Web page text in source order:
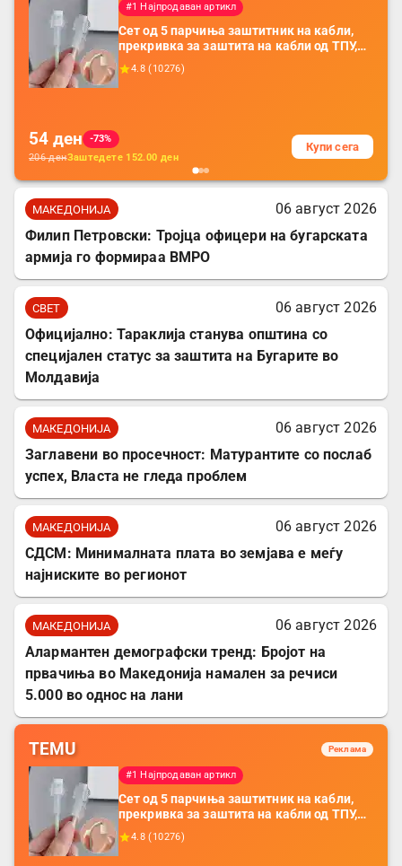
#1 Најпродаван артикл
Сет од 5 парчиња заштитник на кабли,
прекривка за заштита на кабли од ТПУ,
додатоци за заштита на кабли, без
батерија, за мобилни телефони, комплет
4.8 ( 10276)
54 ден
-73%
206денЗаштедете 152.00 ден
Купи сега
МАКЕДОНИЈА
06 август 2026
Филип Петровски: Тројца офицери на бугарската
армија го формираа ВМРО
СВЕТ
06 август 2026
Официјално: Тараклија станува општина со
специјален статус за заштита на Бугарите во
Молдавија
МАКЕДОНИЈА
06 август 2026
Заглавени во просечност: Матурантите со послаб
успех, Власта не гледа проблем
МАКЕДОНИЈА
06 август 2026
СДСМ: Минималната плата во земјава е меѓу
најниските во регионот
МАКЕДОНИЈА
06 август 2026
Алармантен демографски тренд: Бројот на
првачиња во Македонија намален за речиси
5.000 во однос на лани
TEMU Реклама
#1 Најпродаван артикл
Сет од 5 парчиња заштитник на кабли,
прекривка за заштита на кабли од ТПУ,
додатоци за заштита на кабли, без
батерија, за мобилни телефони, комплет
4.8 ( 10276)